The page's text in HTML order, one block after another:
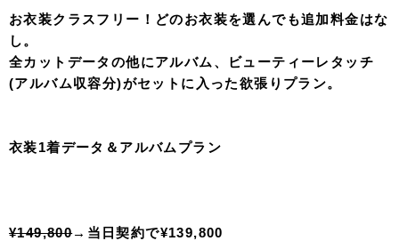
お衣装クラスフリー！どのお衣装を選んでも追加料金はな
し。
全カットデータの他にアルバム、ビューティーレタッチ
(アルバム収容分)がセットに入った欲張りプラン。
衣装1着データ＆アルバムプラン